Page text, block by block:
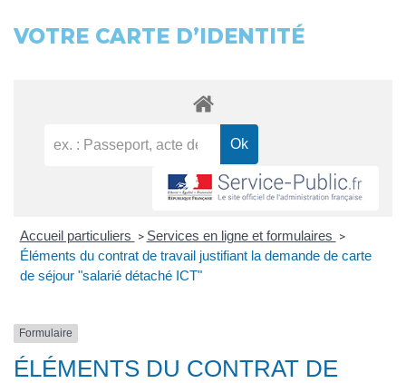
VOTRE CARTE D’IDENTITÉ
Accueil particuliers > Services en ligne et formulaires >
Éléments du contrat de travail justifiant la demande de carte
de séjour "salarié détaché ICT"
Formulaire
ÉLÉMENTS DU CONTRAT DE